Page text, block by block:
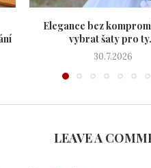
Elegance bez
vybrat šaty pro
30.7.2026
LEAVE A